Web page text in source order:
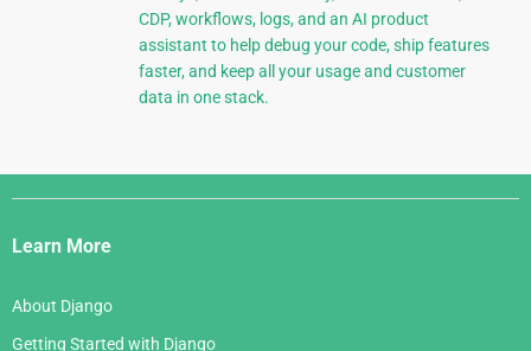
CDP, workflows, logs, and an AI product
assistant to help debug your code, ship features
faster, and keep all your usage and customer
data in one stack.
Django
Links
Learn More
About Django
Getting Started with Django